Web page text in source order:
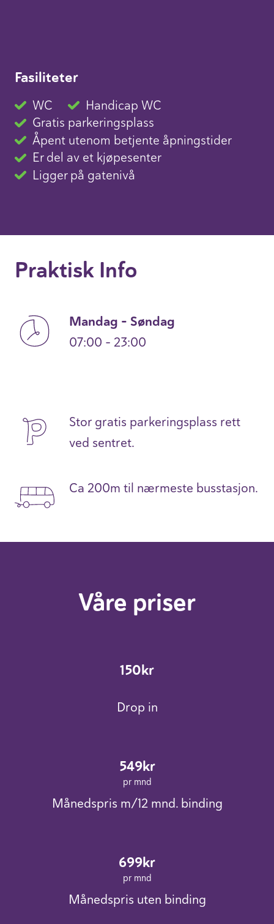
Fasiliteter
WC
Handicap WC
Gratis parkeringsplass
Åpent utenom betjente åpningstider
Er del av et kjøpesenter
Ligger på gatenivå
Praktisk Info
Mandag – Søndag
07:00 – 23:00
Stor gratis parkeringsplass rett
ved sentret.
Ca 200m til nærmeste busstasjon.
Våre priser
150kr
Drop in
549kr
pr mnd
Månedspris m/12 mnd. binding
699kr
pr mnd
Månedspris uten binding